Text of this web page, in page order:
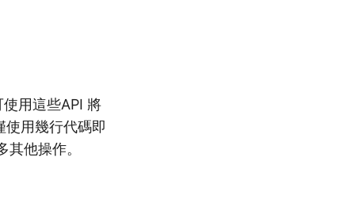
用這些API 將
用幾行代碼即
他操作。